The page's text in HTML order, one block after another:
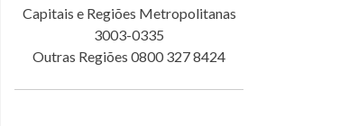
Capitais e Regiões Metropolitanas
3003-0335
Outras Regiões 0800 327 8424